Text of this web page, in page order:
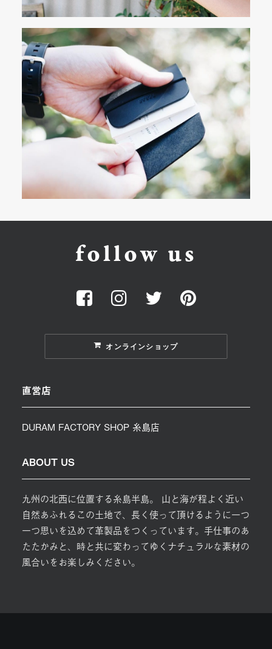
follow us
オンラインショップ
直営店
DURAM FACTORY SHOP 糸島店
ABOUT US
九州の北西に位置する糸島半島。 山と海が程よく近い
自然あふれるこの土地で、長く使って頂けるように一つ
一つ思いを込めて革製品をつくっています。手仕事のあ
たたかみと、時と共に変わってゆくナチュラルな素材の
風合いをお楽しみください。